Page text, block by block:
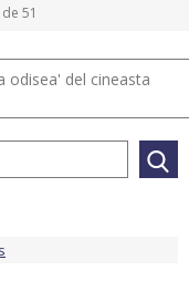
51
del cineasta